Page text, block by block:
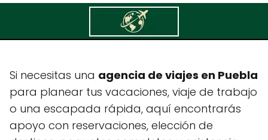
Viajes Bellmondo
Si necesitas una agencia de viajes en Puebla
para planear tus vacaciones, viaje de trabajo
o una escapada rápida, aquí encontrarás
apoyo con reservaciones, elección de